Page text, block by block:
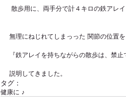
散歩用に、両手分で計４キロの鉄アレ
無理にねじれてしまっった 関節の位置
『鉄アレイを持ちながらの散歩は、禁止
説明してきました。
タグ：
健康に ♪